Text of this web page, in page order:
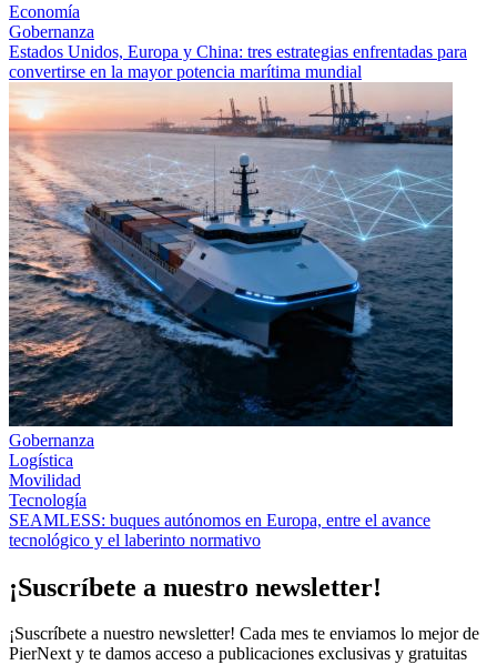
Economía
Gobernanza
Estados Unidos, Europa y China: tres estrategias enfrentadas para
convertirse en la mayor potencia marítima mundial
Gobernanza
Logística
Movilidad
Tecnología
SEAMLESS: buques autónomos en Europa, entre el avance
tecnológico y el laberinto normativo
¡Suscríbete a nuestro newsletter!
¡Suscríbete a nuestro newsletter! Cada mes te enviamos lo mejor de
PierNext y te damos acceso a publicaciones exclusivas y gratuitas